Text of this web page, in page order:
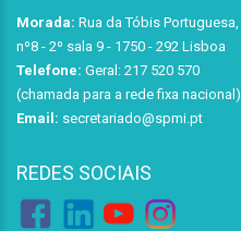
Morada: Rua da Tóbis Portuguesa,
nº8 - 2º sala 9 - 1750 - 292 Lisboa
Telefone: Geral: 217 520 570
(chamada para a rede fixa nacional)
Email: secretariado@spmi.pt
REDES SOCIAIS